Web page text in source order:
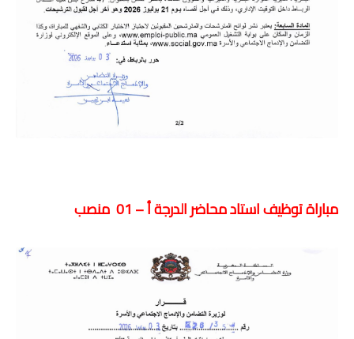
مباراة توظيف استاد محاضر الدرجة أ – 01 منصب